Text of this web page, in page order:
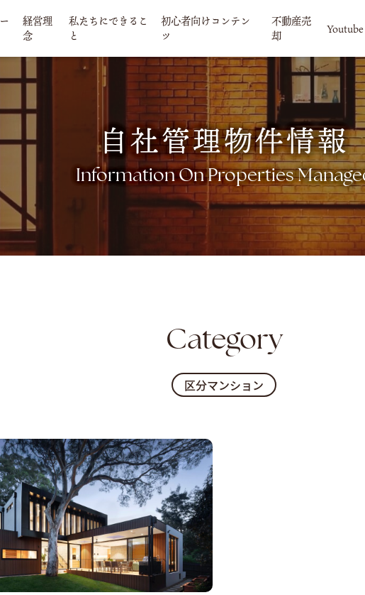
経営理
念
私たちにできるこ
と
初心者向けコンテン
ツ
不動産売
却
Youtube
自社管理物件情報
Information On Properties
Category
区分マンション